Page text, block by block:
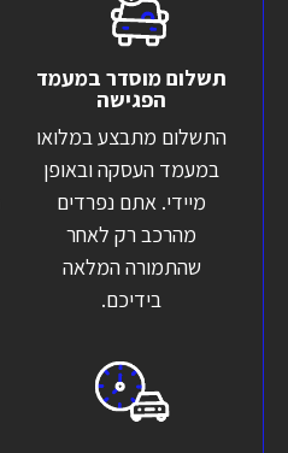
תשלום מוסדר במעמד
הפגישה
התשלום מתבצע במלואו
במעמד העסקה ובאופן
מיידי. אתם נפרדים
מהרכב רק לאחר
שהתמורה המלאה
בידיכם.